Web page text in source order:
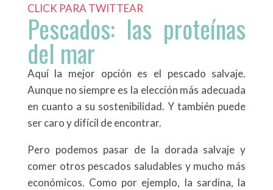
CLICK PARA TWITTEAR
Pescados: las proteínas
del mar
Aquí la mejor opción es el pescado salvaje.
Aunque no siempre es la elección más adecuada
en cuanto a su sostenibilidad. Y también puede
ser caro y difícil de encontrar.
Pero podemos pasar de la dorada salvaje y
comer otros pescados saludables y mucho más
económicos. Como por ejemplo, la sardina, la